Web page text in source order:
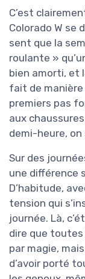
C’est
Colorado W se
sent que la
roulante »
bien amorti, et
fait de manière
premiers pas
aux
demi-heure,
Sur des
une différence
D’habitude,
tension qui
journée. Là,
dire que
par magie,
d’avoir porté